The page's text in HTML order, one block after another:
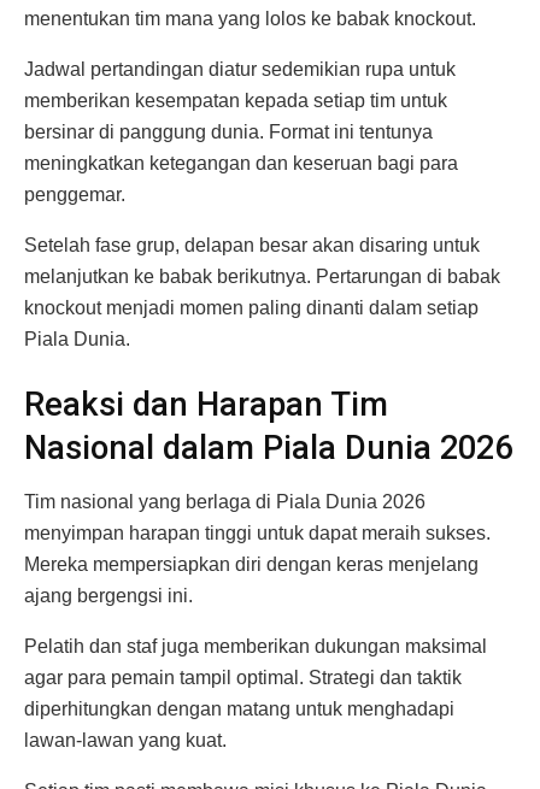
menentukan tim mana yang lolos ke babak knockout.
Jadwal pertandingan diatur sedemikian rupa untuk
memberikan kesempatan kepada setiap tim untuk
bersinar di panggung dunia. Format ini tentunya
meningkatkan ketegangan dan keseruan bagi para
penggemar.
Setelah fase grup, delapan besar akan disaring untuk
melanjutkan ke babak berikutnya. Pertarungan di babak
knockout menjadi momen paling dinanti dalam setiap
Piala Dunia.
Reaksi dan Harapan Tim
Nasional dalam Piala Dunia 2026
Tim nasional yang berlaga di Piala Dunia 2026
menyimpan harapan tinggi untuk dapat meraih sukses.
Mereka mempersiapkan diri dengan keras menjelang
ajang bergengsi ini.
Pelatih dan staf juga memberikan dukungan maksimal
agar para pemain tampil optimal. Strategi dan taktik
diperhitungkan dengan matang untuk menghadapi
lawan-lawan yang kuat.